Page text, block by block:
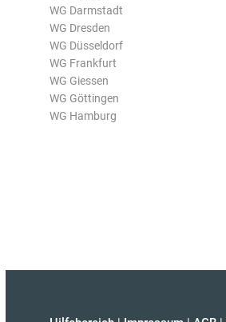
WG Darmstadt
WG Dresden
WG Düsseldorf
WG Frankfurt
WG Giessen
WG Göttingen
WG Hamburg